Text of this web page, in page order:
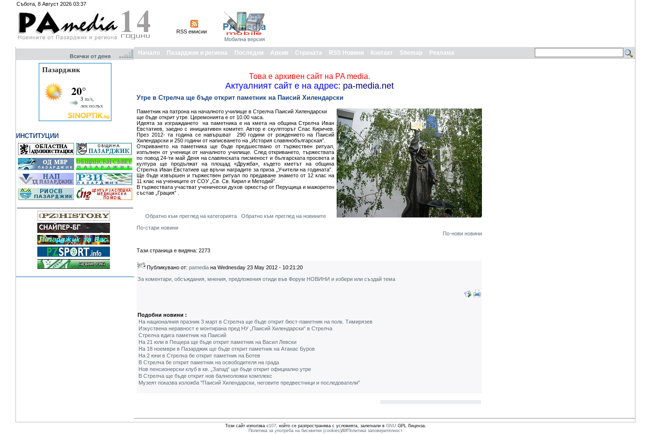
Събота, 8 Август 2026 03:37
RSS емисии
Мобилна версия
Всички от деня
ИНСТИТУЦИИ
Начало Пазарджик и региона Последни Архив Страната RSS Новини Контакт Sitemap Реклама
Това е архивен сайт на PA media.
Актуалният сайт е на адрес: pa-media.net
Утре в Стрелча ще бъде открит паметник на Паисий Хилендарски
Паметник на патрона на началното училище в Стрелча Паисий Хилендарски
ще бъде открит утре. Церемонията е от 10.00 часа.
Идеята за изграждането на паметника е на кмета на община Стрелча Иван
Евстатиев, заедно с инициативен комитет. Автор е скулпторът Спас Киричев.
През 2012- та година се навършват 290 години от рождението на Паисий
Хилендарски и 250 години от написването на „История славянобългарская”.
Откриването на паметника ще бъде предшествано от тържествен ритуал,
изпълнен от ученици от началното училище. След откриването, тържествата
по повод 24-ти май Деня на славянската писменост и българската просвета и
култура ще продължат на площад «Дружба», където кметът на община
Стрелча Иван Евстатиев ще връчи наградите за приза „Учители на годината”.
Ще бъде извършен и тържествен ритуал по предаване знамето от 12 клас на
11 клас на учениците от СОУ „Св. Св. Кирил и Методий”.
В тържествата участват ученически духов оркестър от Перущица и мажоретен
състав „Грация” .
Обратно към преглед на категорията
Обратно към преглед на новините
По-стари новини
По-нови новини
Тази страница е видяна: 2273
Публикувано от: pamedia на Wednesday 23 May 2012 - 10:21:20
За коментари, обсъждания, мнения, предложения отиди във Форум НОВИНИ и избери или създай тема
Подобни новини :
На националния празник 3 март в Стрелча ще бъде открит бюст-паметник на полк. Тимирязев
Изкуствена неравност е монтирана пред НУ „Паисий Хилендарски“ в Стрелча
Стрелча вдига паметник на Паисий
На 21 юли в Пещера ще бъде открит паметник на Васил Левски
На 18 ноември в Пазарджик ще бъде открит паметник на Атанас Буров
На 2 юни в Стрелча бе открит паметник на Ботев
В Стрелча бе открит паметник на освободителя на града
Нов пенсионерски клуб в кв. „Запад“ ще бъде открит официално утре
В Стрелча ще бъде открит нов балнеоложки комплекс
Музеят показва изложба "Паисий Хилендарски, неговите предвестници и последователи"
Този сайт използва e107, който се разпространява с условията, залегнали в GNU GPL Лиценза.
Политика за употреба на бисквитки (cookies)////Политика заповерителност